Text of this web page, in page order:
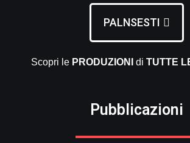
PALNSESTI
Scopri le PRODUZIONI di TUTTE
Pubblicazioni